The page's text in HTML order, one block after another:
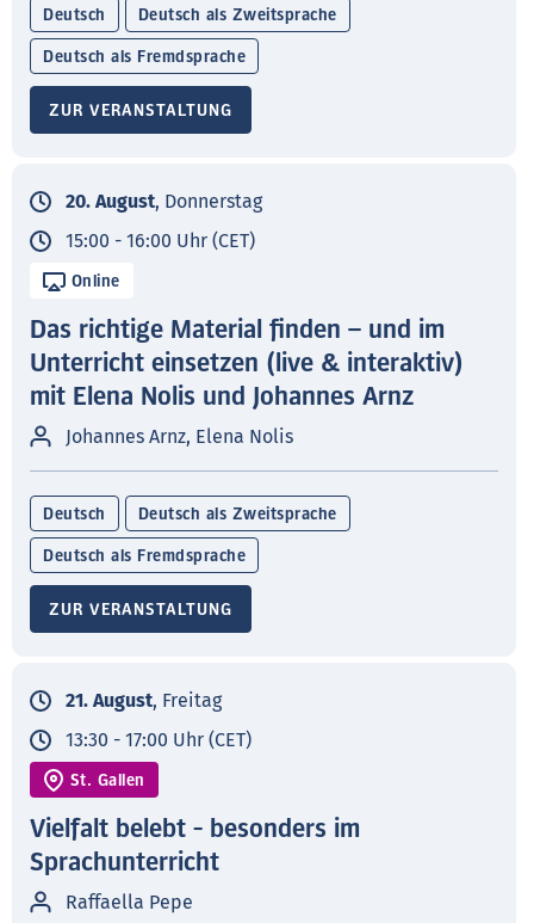
Deutsch Deutsch als Zweitsprache
Deutsch als Fremdsprache
ZUR VERANSTALTUNG
20. August, Donnerstag
15:00 - 16:00 Uhr (CET)
Online
Das richtige Material finden – und im
Unterricht einsetzen (live & interaktiv)
mit Elena Nolis und Johannes Arnz
Johannes Arnz, Elena Nolis
Deutsch Deutsch als Zweitsprache
Deutsch als Fremdsprache
ZUR VERANSTALTUNG
21. August, Freitag
13:30 - 17:00 Uhr (CET)
St. Gallen
Vielfalt belebt - besonders im
Sprachunterricht
Raffaella Pepe